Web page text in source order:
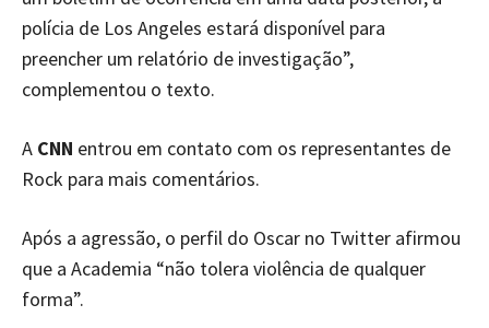
polícia de Los Angeles estará disponível para
preencher um relatório de investigação”,
complementou o texto.
A CNN entrou em contato com os representantes de
Rock para mais comentários.
Após a agressão, o perfil do Oscar no Twitter afirmou
que a Academia “não tolera violência de qualquer
forma”.